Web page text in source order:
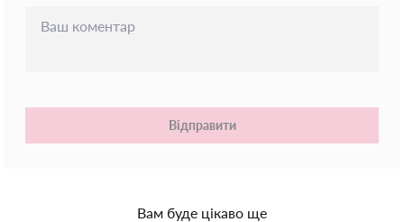
Відправити
Вам буде цікаво ще